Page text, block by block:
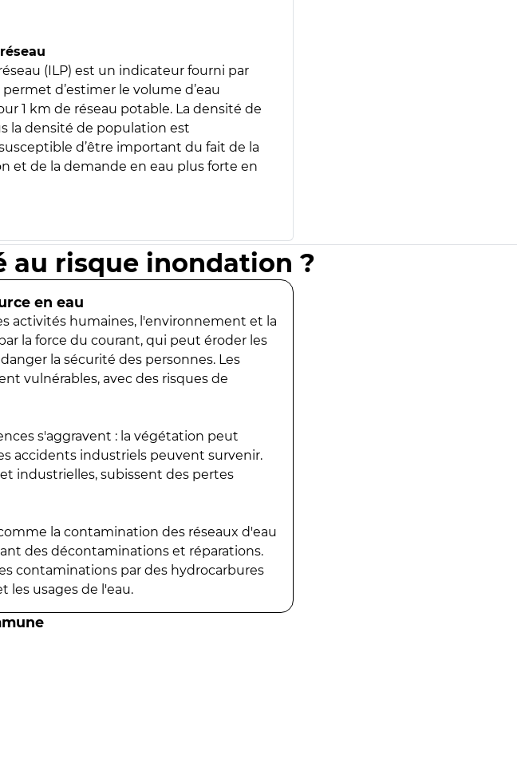
(ILP) est un indicateur fourni par
d’estimer le volume d’eau
1 km de réseau potable. La densité de
la densité de population est
d’être important du fait de la
et de la demande en eau plus forte en
au risque inondation ?
en eau
activités humaines, l'environnement et la
la force du courant, qui peut éroder les
la sécurité des personnes. Les
vulnérables, avec des risques de
s'aggravent : la végétation peut
accidents industriels peuvent survenir.
industrielles, subissent des pertes
la contamination des réseaux d'eau
des décontaminations et réparations.
contaminations par des hydrocarbures
les usages de l'eau.